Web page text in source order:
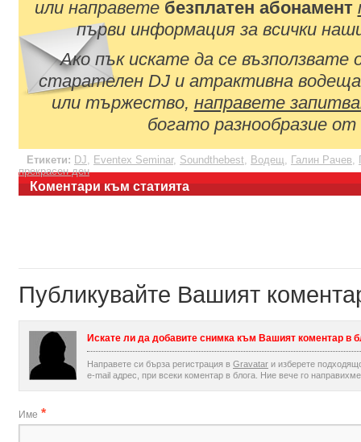
или направете безплатен абонамент
първи информация за всички
Ако пък искате да се
старателен DJ и атрактивна
или тържество, направете
богато разнообразие
Етикети: DJ, Eventex Seminar, Soundthebest, Водещ, Галин Рачев,
прекрасен ден
Коментари към статията
Публикувайте Вашият
Искате ли да добавите снимка към Вашият коментар в
Направете си бърза регистрация в Gravatar и изберете
e-mail адрес, при всеки коментар в блога. Ние вече го
Име *